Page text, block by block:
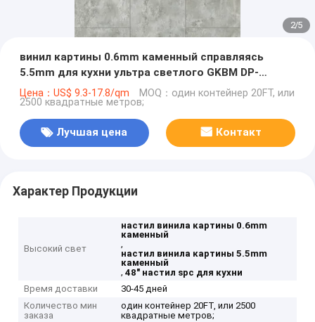
2/5
винил картины 0.6mm каменный справляясь
5.5mm для кухни ультра светлого GKBM DP-
S82274
Цена：US$ 9.3-17.8/qm MOQ：один контейнер 20FT, или
2500 квадратные метров;
Лучшая цена Контакт
Характер Продукции
Высокий свет
настил винила картины 0.6mm
каменный
,
настил винила картины 5.5mm
каменный
,48" настил spc для кухни
Время доставки
30-45 дней
Количество мин
заказа
один контейнер 20FT, или 2500
квадратные метров;